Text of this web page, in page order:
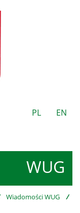
PL EN
WUG
Wiadomości WUG /